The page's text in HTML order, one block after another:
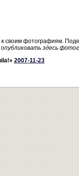
своим фотографиям.
здесь
2007-11-23